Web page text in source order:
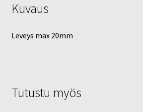
Kuvaus
Leveys max 20mm
Tutustu myös